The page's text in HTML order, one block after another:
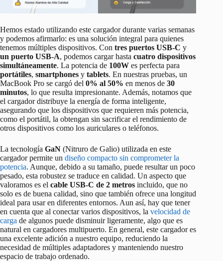
Hemos estado utilizando este cargador durante varias semanas
y podemos afirmarlo: es una solución integral para quienes
tenemos múltiples dispositivos. Con tres puertos USB-C y
un puerto USB-A, podemos cargar hasta cuatro dispositivos
simultáneamente. La potencia de 100W es perfecta para
portátiles, smartphones y tablets. En nuestras pruebas, un
MacBook Pro se cargó del 0% al 50% en menos de 30
minutos, lo que resulta impresionante. Además, notamos que
el cargador distribuye la energía de forma inteligente,
asegurando que los dispositivos que requieren más potencia,
como el portátil, la obtengan sin sacrificar el rendimiento de
otros dispositivos como los auriculares o teléfonos.
La tecnología GaN (Nitruro de Galio) utilizada en este
cargador permite un diseño compacto sin comprometer la
potencia. Aunque, debido a su tamaño, puede resultar un poco
pesado, esta robustez se traduce en calidad. Un aspecto que
valoramos es el cable USB-C de 2 metros incluido, que no
solo es de buena calidad, sino que también ofrece una longitud
ideal para usar en diferentes entornos. Aun así, hay que tener
en cuenta que al conectar varios dispositivos, la velocidad de
carga de algunos puede disminuir ligeramente, algo que es
natural en cargadores multipuerto. En general, este cargador es
una excelente adición a nuestro equipo, reduciendo la
necesidad de múltiples adaptadores y manteniendo nuestro
espacio de trabajo ordenado.